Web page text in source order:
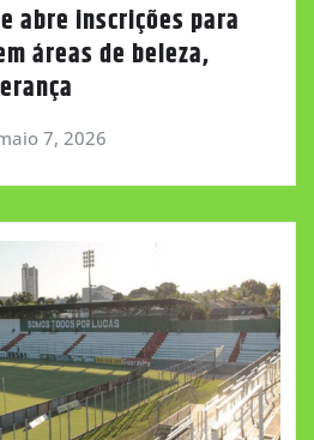
abre inscrições para
áreas de beleza,
7, 2026